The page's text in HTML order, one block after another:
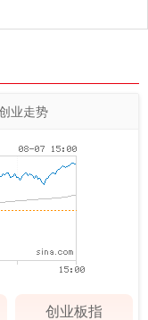
业走势
创业板指